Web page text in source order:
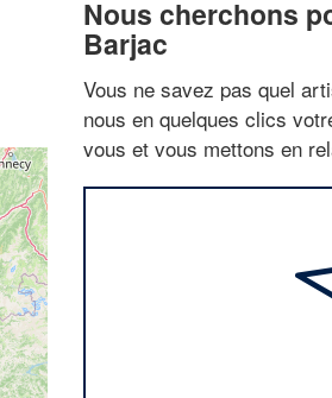
Nous cherchons
Barjac
Vous ne savez pas quel
nous en quelques clics
vous et vous mettons en